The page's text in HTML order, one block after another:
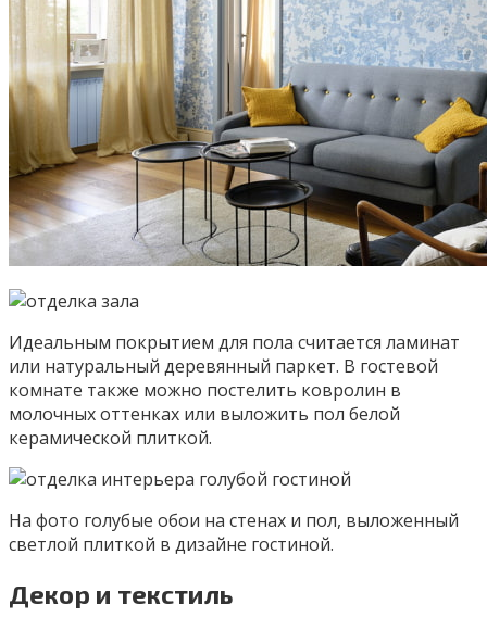
Идеальным покрытием для пола считается ламинат
или натуральный деревянный паркет. В гостевой
комнате также можно постелить ковролин в
молочных оттенках или выложить пол белой
керамической плиткой.
На фото голубые обои на стенах и пол, выложенный
светлой плиткой в дизайне гостиной.
Декор и текстиль